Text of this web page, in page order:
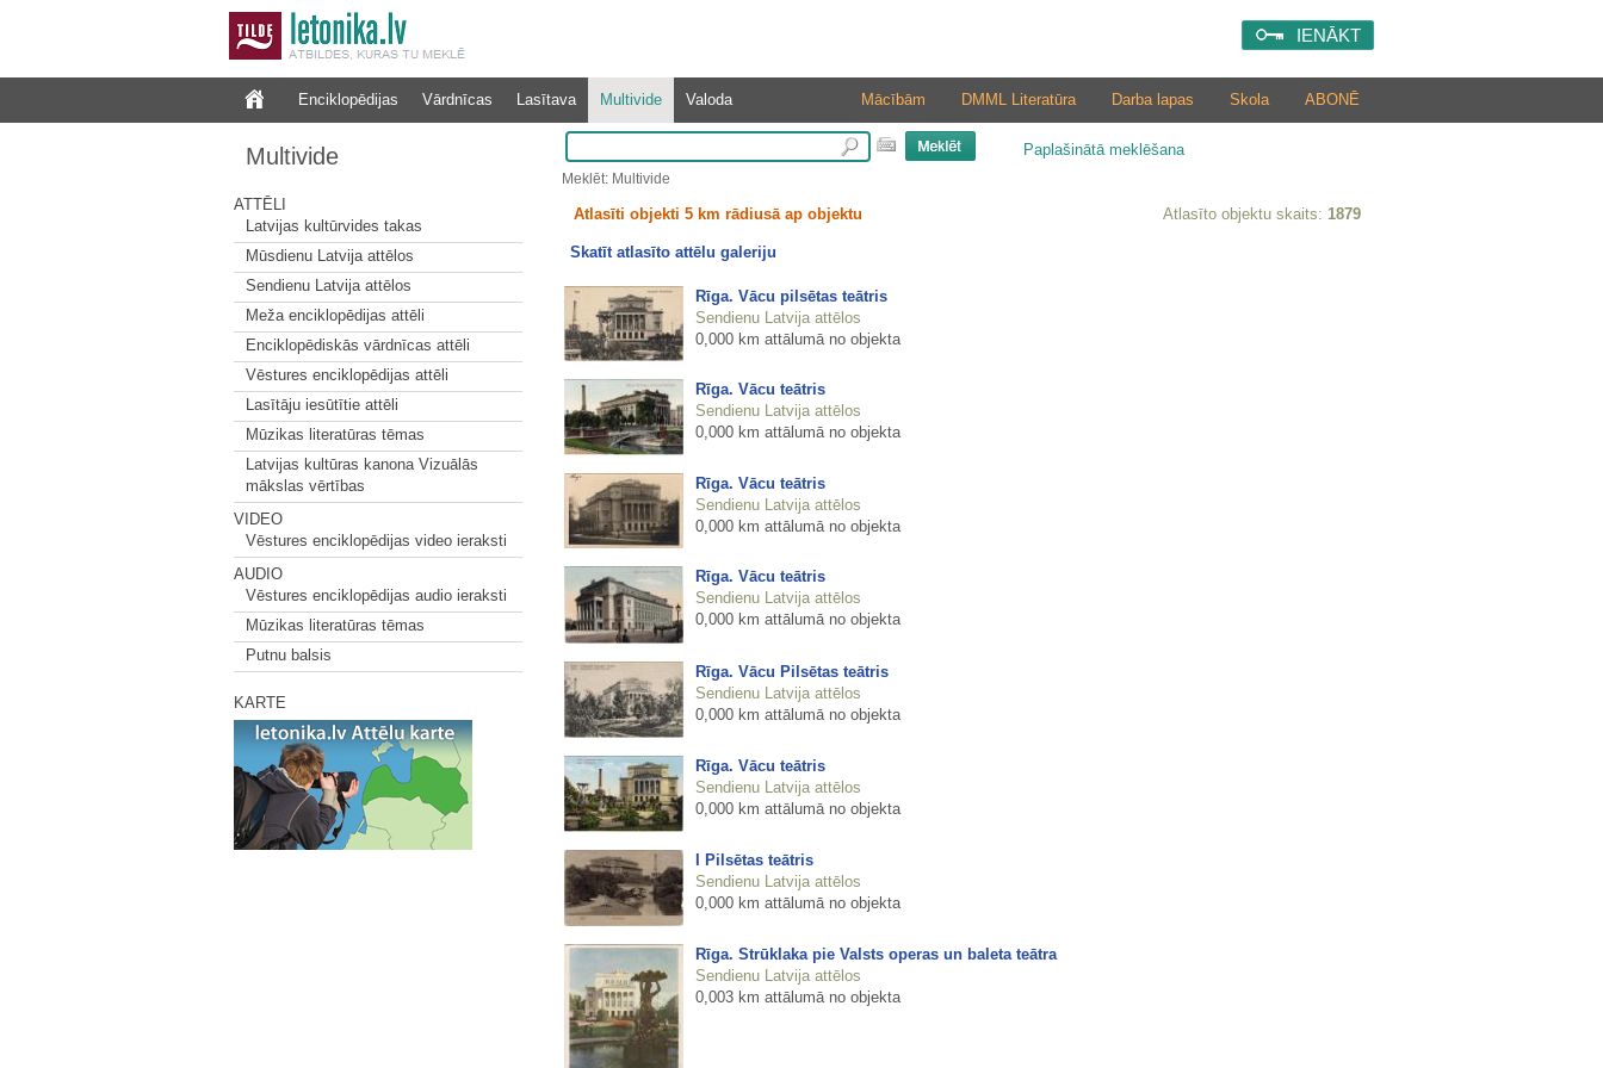
IENĀKT
Enciklopēdijas Vārdnīcas Lasītava Multivide Valoda ABONĒ
Skola
Darba lapas
DMML Literatūra
Mācībām
Multivide
ATTĒLI
Latvijas kultūrvides takas
Mūsdienu Latvija attēlos
Sendienu Latvija attēlos
Meža enciklopēdijas attēli
Enciklopēdiskās vārdnīcas attēli
Vēstures enciklopēdijas attēli
Lasītāju iesūtītie attēli
Mūzikas literatūras tēmas
Latvijas kultūras kanona Vizuālās
mākslas vērtības
VIDEO
Vēstures enciklopēdijas video ieraksti
AUDIO
Vēstures enciklopēdijas audio ieraksti
Mūzikas literatūras tēmas
Putnu balsis
KARTE
Paplašinātā meklēšana
Meklēt: Multivide
Atlasīti objekti 5 km rādiusā ap objektu Atlasīto objektu skaits: 1879
Skatīt atlasīto attēlu galeriju
Rīga. Vācu pilsētas teātris
Sendienu Latvija attēlos
0,000 km attālumā no objekta
Rīga. Vācu teātris
Sendienu Latvija attēlos
0,000 km attālumā no objekta
Rīga. Vācu teātris
Sendienu Latvija attēlos
0,000 km attālumā no objekta
Rīga. Vācu teātris
Sendienu Latvija attēlos
0,000 km attālumā no objekta
Rīga. Vācu Pilsētas teātris
Sendienu Latvija attēlos
0,000 km attālumā no objekta
Rīga. Vācu teātris
Sendienu Latvija attēlos
0,000 km attālumā no objekta
I Pilsētas teātris
Sendienu Latvija attēlos
0,000 km attālumā no objekta
Rīga. Strūklaka pie Valsts operas un baleta teātra
Sendienu Latvija attēlos
0,003 km attālumā no objekta